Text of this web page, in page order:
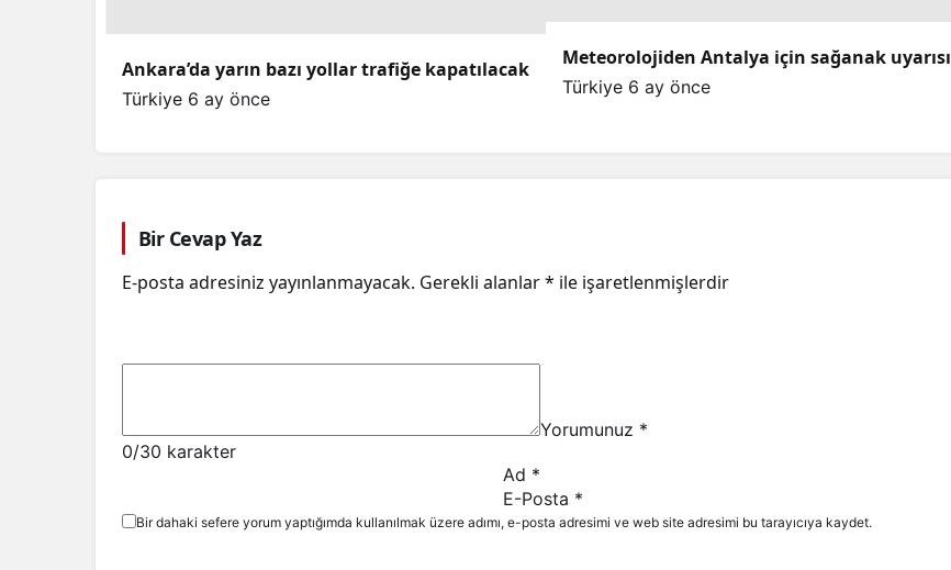
Ankara’da yarın bazı yollar trafiğe kapatılacak
Türkiye 6 ay önce
Meteorolojiden Antalya için sağanak uyarısı
Türkiye 6 ay önce
Bir Cevap Yaz
E-posta adresiniz yayınlanmayacak. Gerekli alanlar* ile işaretlenmişlerdir
Yorumunuz *
0/30 karakter
Ad *
E-Posta *
Bir dahaki sefere yorum yaptığımda kullanılmak üzere adımı, e-posta adresimi ve web site adresimi bu tarayıcıya kaydet.